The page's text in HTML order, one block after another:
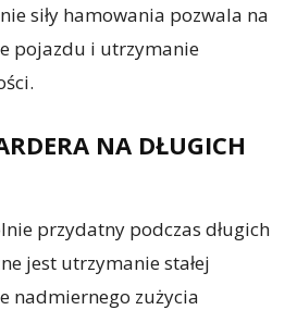
siły hamowania pozwala na
pojazdu i utrzymanie
NA DŁUGICH
przydatny podczas długich
jest utrzymanie stałej
nadmiernego zużycia